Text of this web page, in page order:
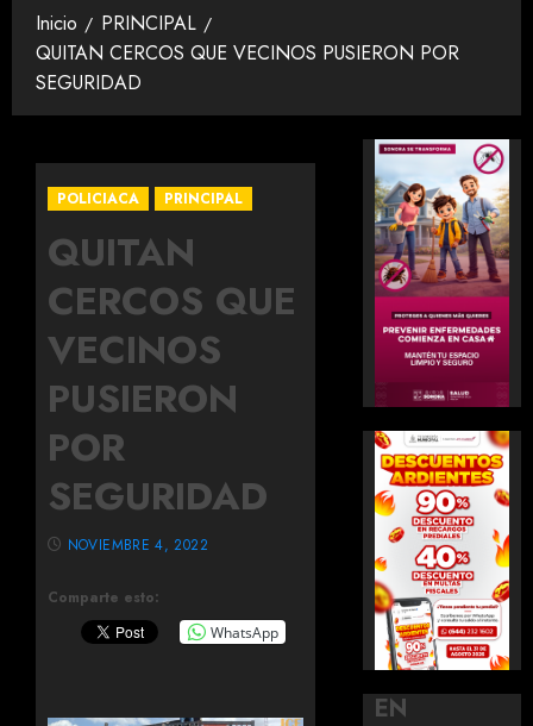
Inicio
PRINCIPAL
QUITAN CERCOS QUE VECINOS PUSIERON POR
SEGURIDAD
POLICIACA PRINCIPAL
QUITAN
CERCOS QUE
VECINOS
PUSIERON
POR
SEGURIDAD
Comparte esto:
WhatsApp
NOVIEMBRE 4, 2022
EN